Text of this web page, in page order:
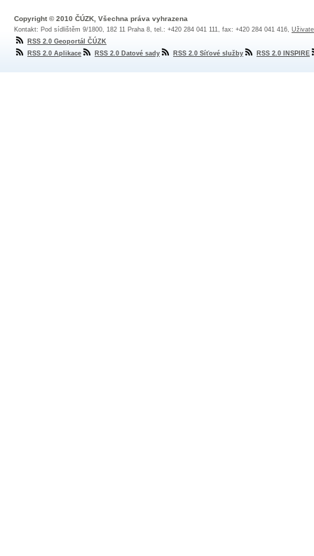
Copyright © 2010 ČÚZK, Všechna práva vyhrazena
Kontakt: Pod sídlištěm 9/1800, 182 11 Praha 8, tel.: +420 284 041 111, fax: +420 284 041 416,
RSS 2.0 Geoportál ČÚZK
RSS 2.0 Aplikace
RSS 2.0 Datové sady RSS 2.0 Síťové služby RSS 2.0 INSPIRE